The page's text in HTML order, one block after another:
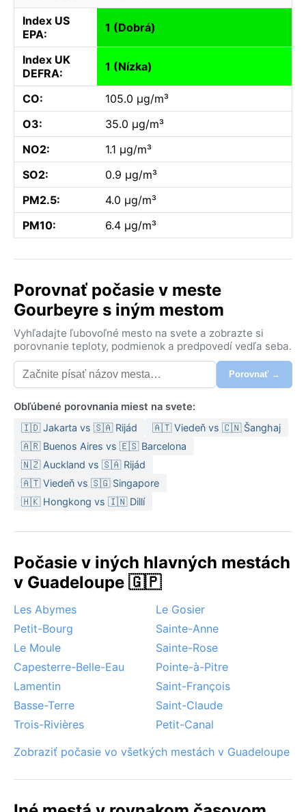
Index US
EPA:
1 (Dobrá)
Index UK
DEFRA:
1 (Nízka)
CO:
105.0 µg/m³
O3:
35.0 µg/m³
NO2:
1.1 µg/m³
SO2:
0.9 µg/m³
PM2.5:
4.0 µg/m³
PM10:
6.4 µg/m³
Porovnať počasie v meste
Gourbeyre s iným mestom
Vyhľadajte ľubovoľné mesto na svete a zobrazte si
porovnanie teploty, podmienok a predpovedí vedľa seba.
Porovnať →
Obľúbené porovnania miest na svete:
🇮🇩 Jakarta vs 🇸🇦 Rijád
🇦🇹 Viedeň vs 🇨🇳 Šanghaj
🇦🇷 Buenos Aires vs 🇪🇸 Barcelona
🇳🇿 Auckland vs 🇸🇦 Rijád
🇦🇹 Viedeň vs 🇸🇬 Singapore
🇭🇰 Hongkong vs 🇮🇳 Dillí
Počasie v iných hlavných mestách
v Guadeloupe 🇬🇵
Les Abymes
Le Gosier
Petit-Bourg
Sainte-Anne
Le Moule
Sainte-Rose
Capesterre-Belle-Eau
Pointe-à-Pitre
Lamentin
Saint-François
Basse-Terre
Saint-Claude
Trois-Rivières
Petit-Canal
Zobraziť počasie vo všetkých mestách v Guadeloupe